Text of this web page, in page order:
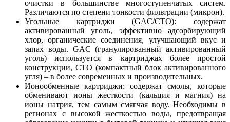
очистки в большинстве многоступенчатых систем.
Различаются по степени тонкости фильтрации (микрон).
Угольные картриджи (GAC/CTO): содержат
активированный уголь, эффективно адсорбирующий
хлор, органические соединения, улучшающий вкус и
запах воды. GAC (гранулированный активированный
уголь) используется в картриджах более простой
конструкции, CTO (компактный блок активированного
угля) – в более современных и производительных.
Ионообменные картриджи: содержат смолы, которые
обменивают ионы жесткости (кальция и магния) на
ионы натрия, тем самым смягчая воду. Необходимы в
регионах с высокой жесткостью воды, предотвращая